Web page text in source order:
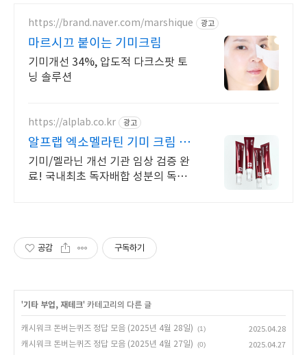
https://brand.naver.com/marshique 광고
마르시끄 붙이는 기미크림
기미개선 34%, 압도적 다크스팟 토
닝 솔루션
https://alplab.co.kr 광고
알프랩 엑소멜라틴 기미 크림 단
2주 속기미 개선!
기미/멜라닌 개선 기관 임상 검증 완
료! 국내최초 독자배합 성분의 독보
공감 구독하기
'기타 부업, 재테크' 카테고리의 다른 글
캐시워크 돈버는퀴즈 정답 모음 (2025년 4월 28일) (1)
2025.04.28
캐시워크 돈버는퀴즈 정답 모음 (2025년 4월 27일)
(0)
2025.04.27